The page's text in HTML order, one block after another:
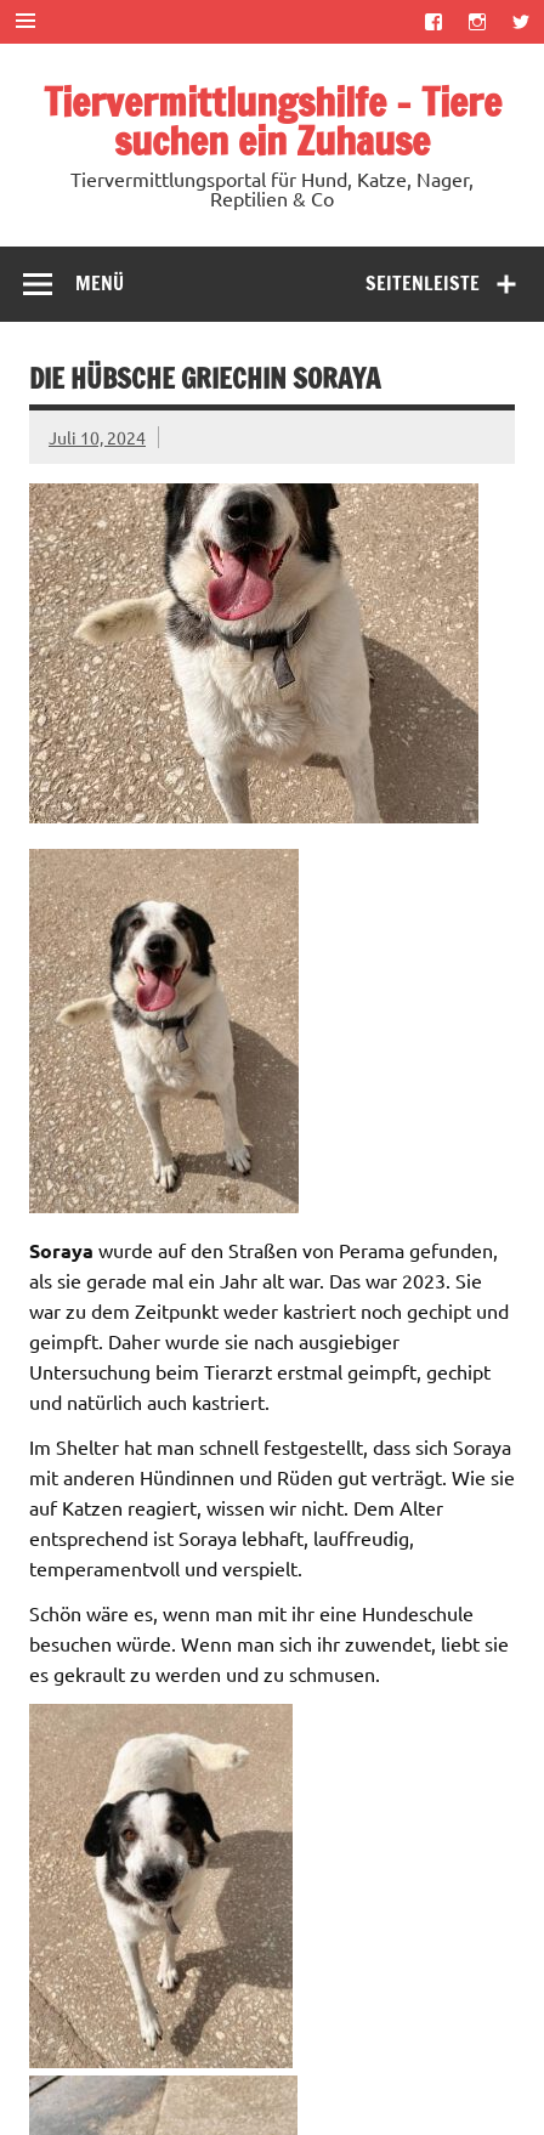
Zum
Inhalt
springen
Tiervermittlungshilfe – Tiere
suchen ein Zuhause
Tiervermittlungsportal für Hund, Katze, Nager,
Reptilien & Co
SEITENLEISTE
MENÜ
DIE HÜBSCHE GRIECHIN SORAYA
Juli 10, 2024
Soraya wurde auf den Straßen von Perama gefunden,
als sie gerade mal ein Jahr alt war. Das war 2023. Sie
war zu dem Zeitpunkt weder kastriert noch gechipt und
geimpft. Daher wurde sie nach ausgiebiger
Untersuchung beim Tierarzt erstmal geimpft, gechipt
und natürlich auch kastriert.
Im Shelter hat man schnell festgestellt, dass sich Soraya
mit anderen Hündinnen und Rüden gut verträgt. Wie sie
auf Katzen reagiert, wissen wir nicht. Dem Alter
entsprechend ist Soraya lebhaft, lauffreudig,
temperamentvoll und verspielt.
Schön wäre es, wenn man mit ihr eine Hundeschule
besuchen würde. Wenn man sich ihr zuwendet, liebt sie
es gekrault zu werden und zu schmusen.